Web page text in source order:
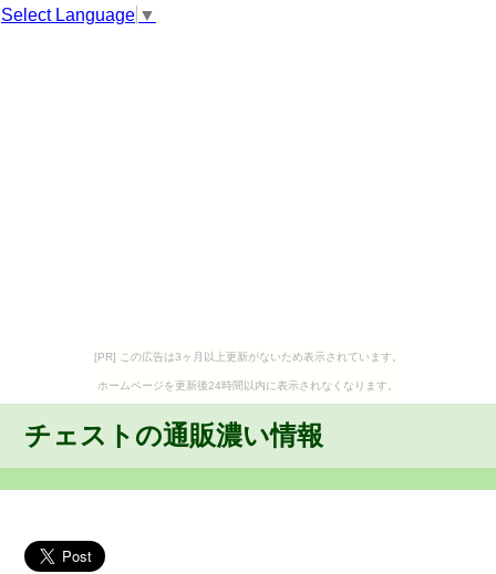
Select Language ▼
[PR] この広告は3ヶ月以上更新がないため表示されています。
ホームページを更新後24時間以内に表示されなくなります。
チェストの通販濃い情報